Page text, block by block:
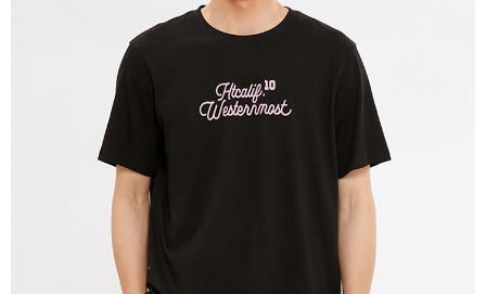
每筆NT$130，滿NT$1,000(含以上)免運費